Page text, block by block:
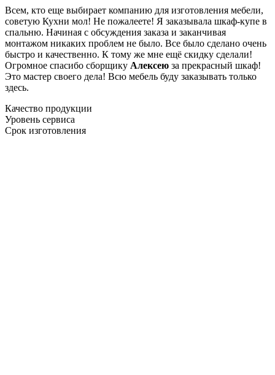
Всем, кто еще выбирает компанию для изготовления мебели,
советую Кухни мол! Не пожалеете! Я заказывала шкаф-купе в
спальню. Начиная с обсуждения заказа и заканчивая
монтажом никаких проблем не было. Все было сделано очень
быстро и качественно. К тому же мне ещё скидку сделали!
Огромное спасибо сборщику Алексею за прекрасный шкаф!
Это мастер своего дела! Всю мебель буду заказывать только
здесь.
Качество продукции
Уровень сервиса
Срок изготовления